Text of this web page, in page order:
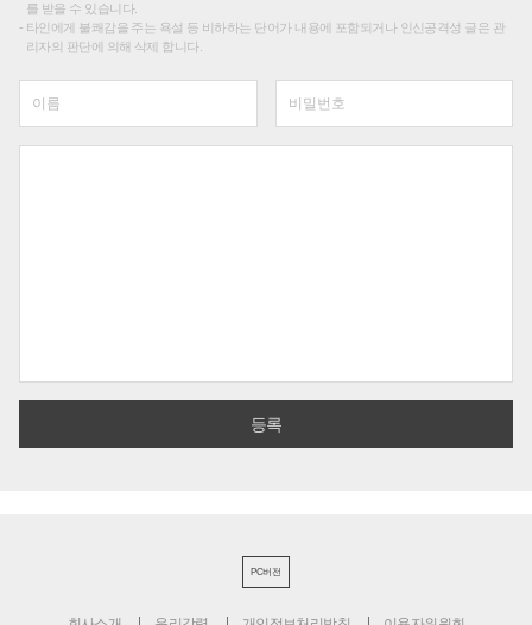
를 받을 수 있습니다.
타인에게 불쾌감을 주는 욕설 등 비하하는 단어가 내용에 포함되거나 인신공격성 글은 관
리자의 판단에 의해 삭제 합니다.
PC버전